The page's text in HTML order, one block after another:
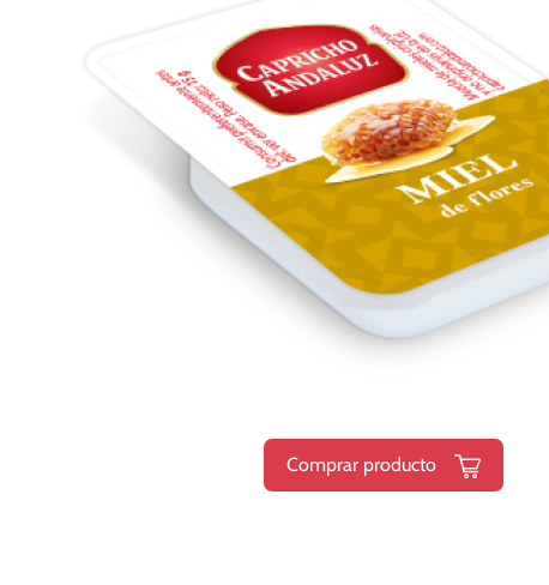
Comprar producto